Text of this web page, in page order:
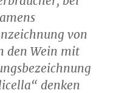
von
den Wein mit
denken